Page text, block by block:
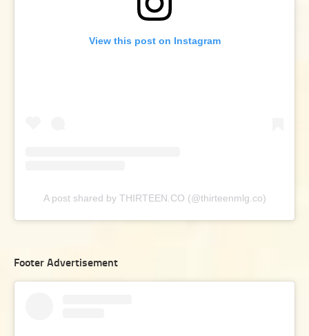
View this post on Instagram
A post shared by THIRTEEN.CO (@thirteenmlg.co)
Footer Advertisement